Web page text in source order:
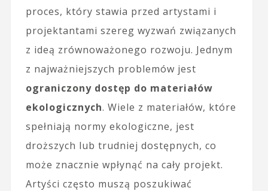
proces, który stawia przed artystami i
projektantami szereg wyzwań związanych
z ideą zrównoważonego rozwoju. Jednym
z najważniejszych problemów jest
ograniczony dostęp do materiałów
ekologicznych. Wiele z materiałów, które
spełniają normy ekologiczne, jest
droższych lub trudniej dostępnych, co
może znacznie wpłynąć na cały projekt.
Artyści często muszą poszukiwać